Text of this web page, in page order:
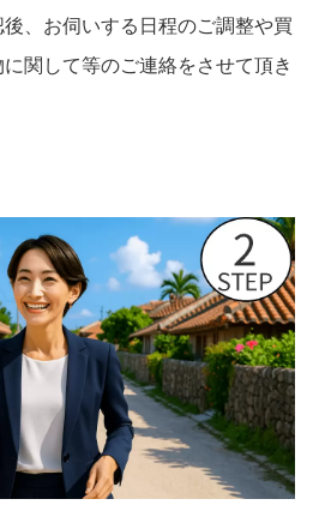
、お伺いする日程のご調整や買
関して等のご連絡をさせて頂き